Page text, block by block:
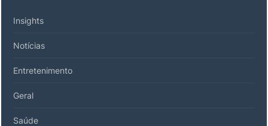
Insights
Notícias
Entretenimento
Geral
Saúde